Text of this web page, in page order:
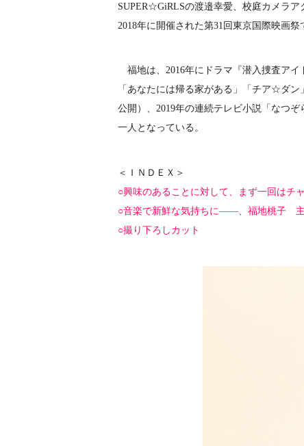
SUPER☆GiRLSの渡邉幸愛、校庭カメラア
2018年に開催された第31回東京国際映画祭
福地は、2016年にドラマ『潜入捜査アイ
「あなたには帰る家がある」「チア☆ダン
公開）、2019年の連続テレビ小説「なつ
一人となっている。
＜ＩＮＤＥＸ＞
○興味のあることに対して、まず一回はチ
○音楽で新鮮な気持ちに――、福地桃子 主
○撮り下ろしカット